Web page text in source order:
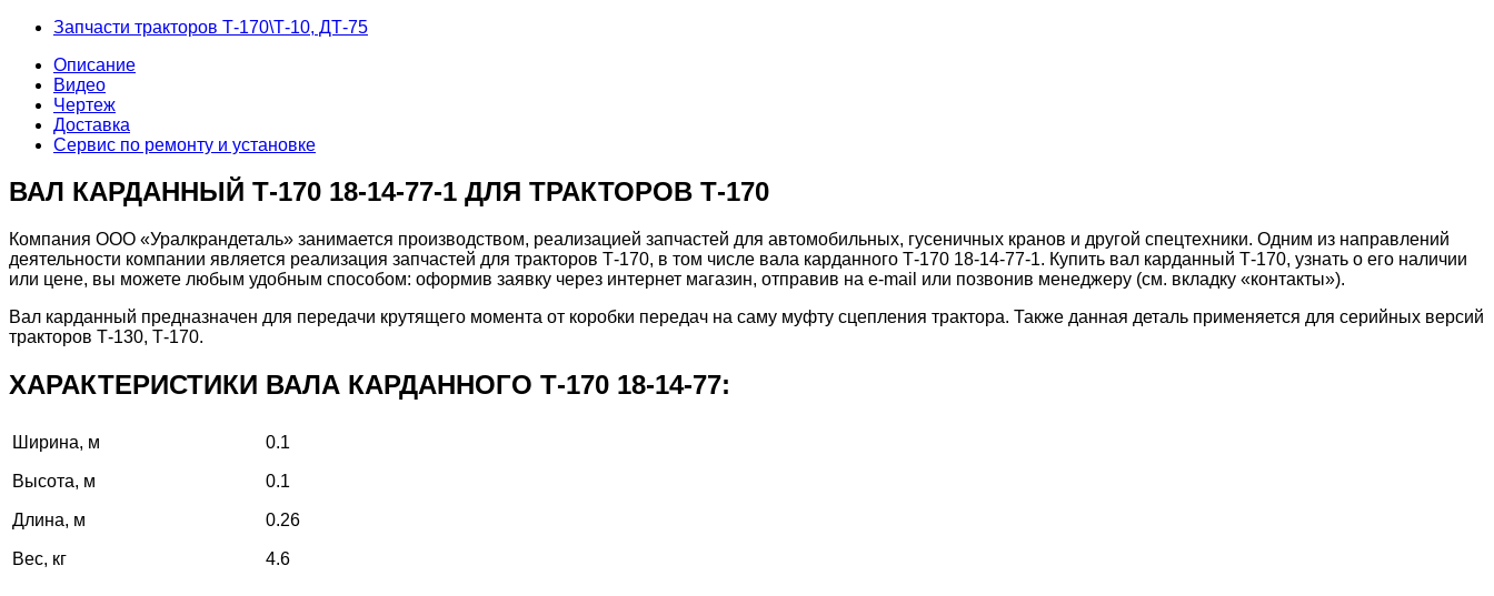
Запчасти тракторов Т-170\Т-10, ДТ-75
Описание
Видео
Чертеж
Доставка
Сервис по ремонту и установке
ВАЛ КАРДАННЫЙ Т-170 18-14-77-1 ДЛЯ ТРАКТОРОВ Т-170
Компания ООО «Уралкрандеталь» занимается производством, реализацией запчастей для автомобильных, гусеничных кранов и другой спецтехники. Одним из направлений
деятельности компании является реализация запчастей для тракторов Т-170, в том числе вала карданного Т-170 18-14-77-1. Купить вал карданный Т-170, узнать о его наличии
или цене, вы можете любым удобным способом: оформив заявку через интернет магазин, отправив на e-mail или позвонив менеджеру (см. вкладку «контакты»).
Вал карданный предназначен для передачи крутящего момента от коробки передач на саму муфту сцепления трактора. Также данная деталь применяется для серийных версий
тракторов Т-130, Т-170.
ХАРАКТЕРИСТИКИ ВАЛА КАРДАННОГО Т-170 18-14-77:
Ширина, м 0.1
Высота, м 0.1
Длина, м 0.26
Вес, кг 4.6